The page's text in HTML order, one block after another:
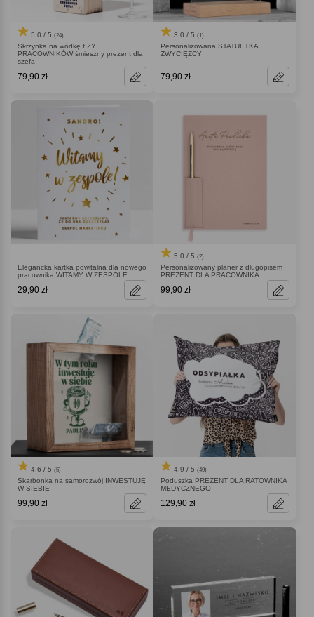
5.0 / 5 (24)
Skrzynka na wódkę ŁZY
PRACOWNIKÓW śmieszny prezent dla
szefa
79,90 zł
3.0 / 5 (1)
Personalizowana STATUETKA
ZWYCIĘZCY
79,90 zł
Elegancka kartka powitalna dla nowego
pracownika WITAMY W ZESPOLE
29,90 zł
5.0 / 5 (2)
Personalizowany planer z długopisem
PREZENT DLA PRACOWNIKA
99,90 zł
4.6 / 5 (5)
Skarbonka na samorozwój INWESTUJĘ
W SIEBIE
99,90 zł
4.9 / 5 (49)
Poduszka PREZENT DLA RATOWNIKA
MEDYCZNEGO
129,90 zł